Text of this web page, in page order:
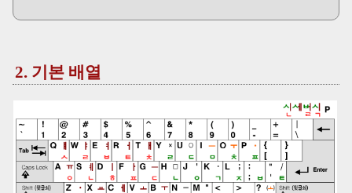
2. 기본 배열